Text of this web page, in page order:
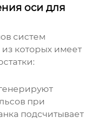
оси для
систем
которых имеет
при
подсчитывает